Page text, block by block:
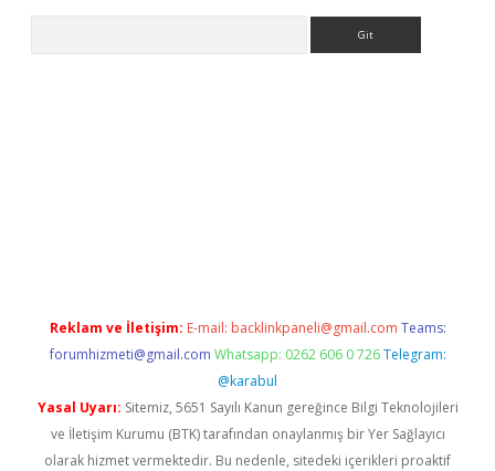
Reklam ve İletişim: E-mail: backlinkpaneli@gmail.com Teams:
forumhizmeti@gmail.com Whatsapp: 0262 606 0 726 Telegram:
@karabul
Yasal Uyarı: Sitemiz, 5651 Sayılı Kanun gereğince Bilgi Teknolojileri
ve İletişim Kurumu (BTK) tarafından onaylanmış bir Yer Sağlayıcı
olarak hizmet vermektedir. Bu nedenle, sitedeki içerikleri proaktif